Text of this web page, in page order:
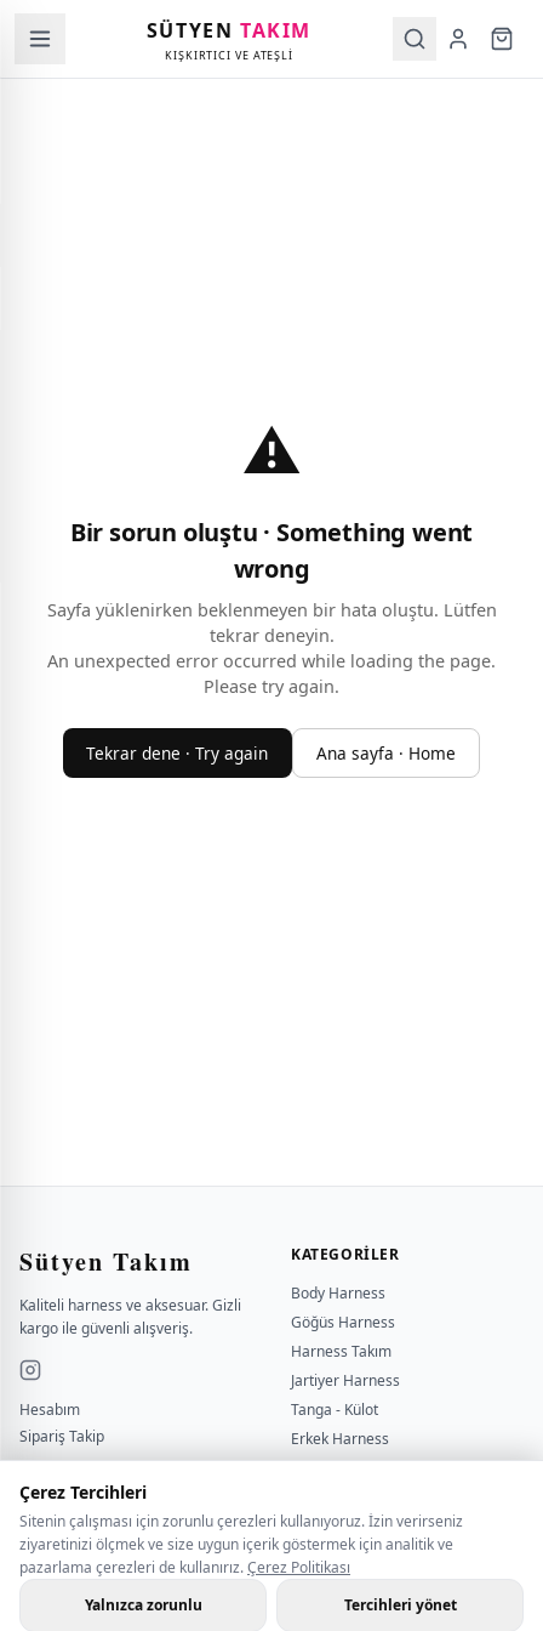
SÜTYENTAKIM
KIŞKIRTICI VE ATEŞLİ
⚠️
Bir sorun oluştu · Something went
wrong
Sayfa yüklenirken beklenmeyen bir hata oluştu. Lütfen
tekrar deneyin.
An unexpected error occurred while loading the page.
Please try again.
Tekrar dene · Try again Ana sayfa · Home
Çerez Tercihleri
Sitenin çalışması için zorunlu çerezleri kullanıyoruz. İzin verirseniz
ziyaretinizi ölçmek ve size uygun içerik göstermek için analitik ve
pazarlama çerezleri de kullanırız.Çerez Politikası
Yalnızca zorunlu
Tercihleri yönet
Sütyen Takım
Kaliteli harness ve aksesuar. Gizli
kargo ile güvenli alışveriş.
Hesabım
Sipariş Takip
KATEGORILER
Body Harness
Göğüs Harness
Harness Takım
Jartiyer Harness
Tanga - Külot
Erkek Harness
Kırbaç - Kelepçe
BILGI
Çerez Politikası
Gizlilik Politikası
İLETİŞİM
BİZE ULAŞIN
WHATSAPP İLETİŞİM